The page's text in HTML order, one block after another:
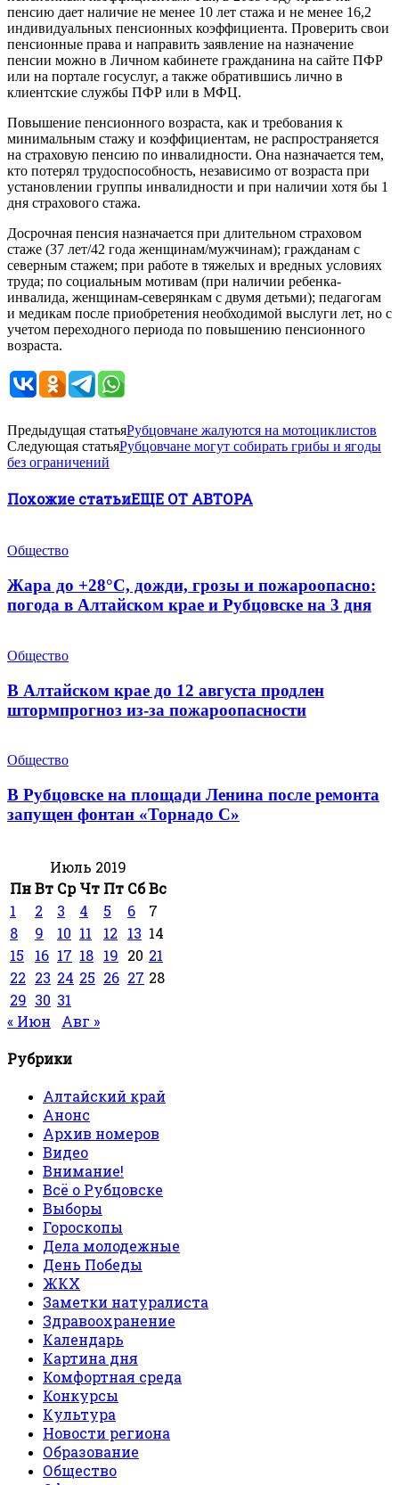
пенсию дает наличие не менее 10 лет стажа и не менее 16,2
индивидуальных пенсионных коэффициента. Проверить свои
пенсионные права и направить заявление на назначение
пенсии можно в Личном кабинете гражданина на сайте ПФР
или на портале госуслуг, а также обратившись лично в
клиентские службы ПФР или в МФЦ.
Повышение пенсионного возраста, как и требования к
минимальным стажу и коэффициентам, не распространяется
на страховую пенсию по инвалидности. Она назначается тем,
кто потерял трудоспособность, независимо от возраста при
установлении группы инвалидности и при наличии хотя бы 1
дня страхового стажа.
Досрочная пенсия назначается при длительном страховом
стаже (37 лет/42 года женщинам/мужчинам); гражданам с
северным стажем; при работе в тяжелых и вредных условиях
труда; по социальным мотивам (при наличии ребенка-
инвалида, женщинам-северянкам с двумя детьми); педагогам
и медикам после приобретения необходимой выслуги лет, но с
учетом переходного периода по повышению пенсионного
возраста.
Предыдущая статьяРубцовчане жалуются на мотоциклистов
Следующая статьяРубцовчане могут собирать грибы и ягоды
без ограничений
Похожие статьиЕЩЕ ОТ АВТОРА
Общество
Жара до +28°С, дожди, грозы и пожароопасно:
погода в Алтайском крае и Рубцовске на 3 дня
Общество
В Алтайском крае до 12 августа продлен
штормпрогноз из-за пожароопасности
Общество
В Рубцовске на площади Ленина после ремонта
запущен фонтан «Торнадо С»
Июль 2019
ПнВт Ср Чт Пт СбВс
1
2 3 4 5 6
7
8
9 10 11 12 13 14
15
16 17 18 19 20 21
22 23 24 25 26 27 28
29 30 31
« Июн
Авг »
Рубрики
Алтайский край
Анонс
Архив номеров
Видео
Внимание!
Всё о Рубцовске
Выборы
Гороскопы
Дела молодежные
День Победы
ЖКХ
Заметки натуралиста
Здравоохранение
Календарь
Картина дня
Комфортная среда
Конкурсы
Культура
Новости региона
Образование
Общество